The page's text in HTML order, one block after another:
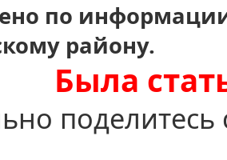
по
району.
Была